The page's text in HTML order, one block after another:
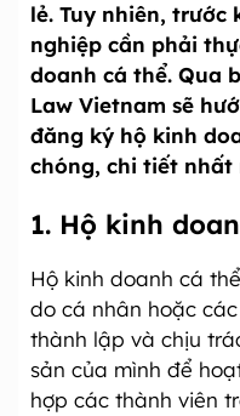
lẻ. Tuy nhiên, trước
nghiệp cần phải
doanh cá thể. Qua
Law Vietnam sẽ
đăng ký hộ kinh
chóng, chi tiết nhất
1. Hộ kinh
Hộ kinh doanh cá
do cá nhân hoặc
thành lập và chịu
sản của mình để
hợp các thành viên